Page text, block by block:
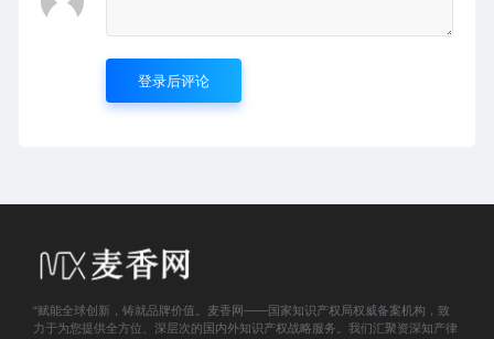
登录后评论
“赋能全球创新，铸就品牌价值。麦香网——国家知识产权局权威备案机构，致
力于为您提供全方位、深层次的国内外知识产权战略服务。我们汇聚资深知产律